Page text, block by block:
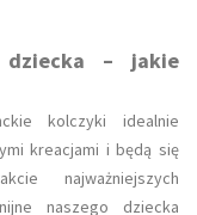
dziecka – jakie
kolczyki idealnie
kreacjami i będą się
najważniejszych
naszego dziecka